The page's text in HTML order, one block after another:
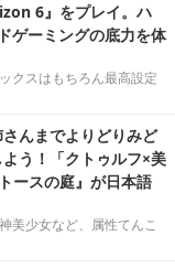
6』をプレイ。ハ
ゲーミングの底力を体
クスはもちろん最高設定
んまでよりどりみど
う！「クトゥルフ×美
ースの庭』が日本語
美少女など、属性てんこ